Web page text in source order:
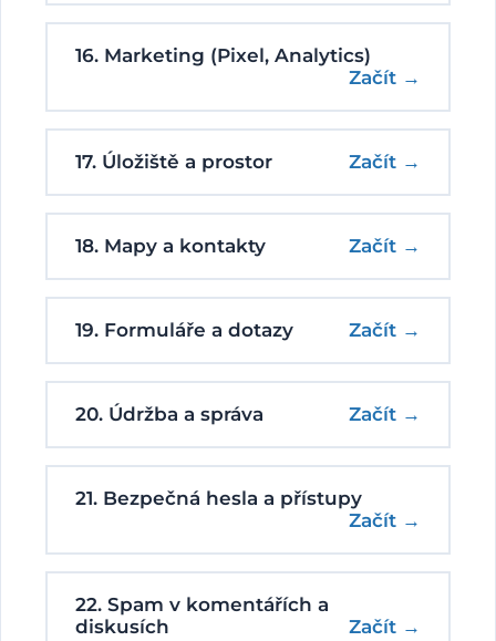
16. Marketing (Pixel, Analytics)
Začít →
17. Úložiště a prostor Začít →
18. Mapy a kontakty Začít →
19. Formuláře a dotazy Začít →
20. Údržba a správa Začít →
21. Bezpečná hesla a přístupy
Začít →
22. Spam v komentářích a
diskusích
Začít →